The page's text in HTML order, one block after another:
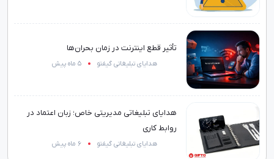
تأثیر قطع اینترنت در زمان بحران‌ها
هدایای تبلیغاتی گیفتو 5 ماه پیش
هدایای تبلیغاتی مدیریتی خاص؛ زبان اعتماد در
روابط کاری
هدایای تبلیغاتی گیفتو 6 ماه پیش